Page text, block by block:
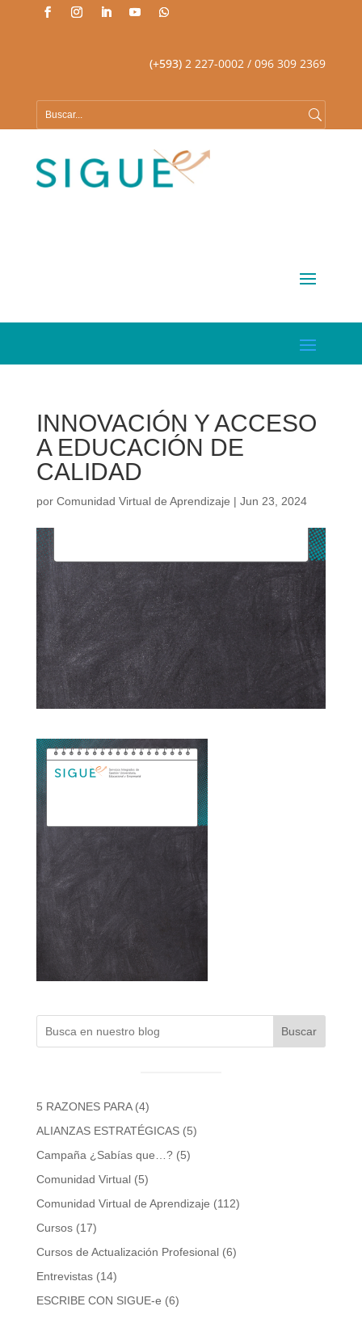
(+593)2 227-0002 / 096 309 2369
INNOVACIÓN Y ACCESO
A EDUCACIÓN DE
CALIDAD
por Comunidad Virtual de Aprendizaje | Jun 23, 2024
Buscar
5 RAZONES PARA(4)
ALIANZAS ESTRATÉGICAS(5)
Campaña ¿Sabías que…?(5)
Comunidad Virtual(5)
Comunidad Virtual de Aprendizaje (112)
Cursos(17)
Cursos de Actualización Profesional(6)
Entrevistas(14)
ESCRIBE CON SIGUE-e (6)